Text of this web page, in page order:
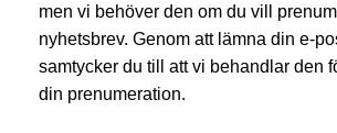
men vi behöver den om du vill
nyhetsbrev. Genom att lämna din e-
samtycker du till att vi behandlar den
din prenumeration.